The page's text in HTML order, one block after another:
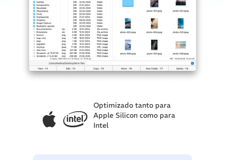
Optimizado tanto para
Apple Silicon como para
Intel